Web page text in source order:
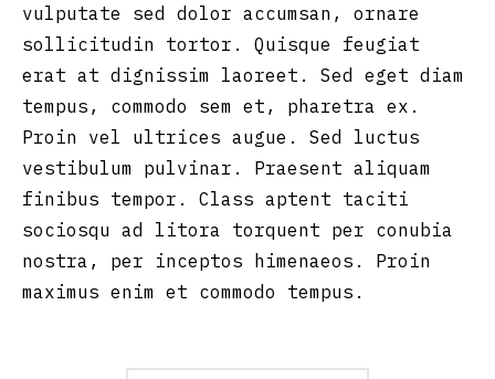
vulputate sed dolor accumsan, ornare
sollicitudin tortor. Quisque feugiat
erat at dignissim laoreet. Sed eget diam
tempus, commodo sem et, pharetra ex.
Proin vel ultrices augue. Sed luctus
vestibulum pulvinar. Praesent aliquam
finibus tempor. Class aptent taciti
sociosqu ad litora torquent per conubia
nostra, per inceptos himenaeos. Proin
maximus enim et commodo tempus.